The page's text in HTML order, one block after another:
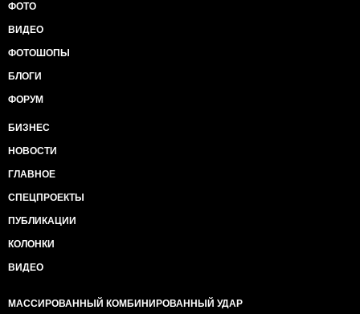
ФОТО
ВИДЕО
ФОТОШОПЫ
БЛОГИ
ФОРУМ
БИЗНЕС
НОВОСТИ
ГЛАВНОЕ
СПЕЦПРОЕКТЫ
ПУБЛИКАЦИИ
КОЛОНКИ
ВИДЕО
МАССИРОВАННЫЙ КОМБИНИРОВАННЫЙ УДАР